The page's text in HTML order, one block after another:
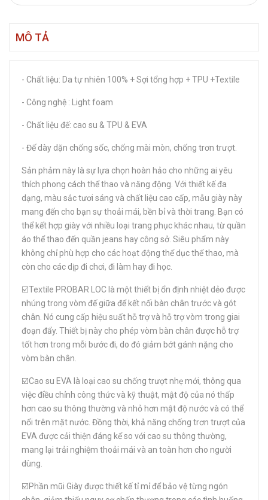
MÔ TẢ
- Chất liệu: Da tự nhiên 100% + Sợi tổng hợp + TPU +Textile
- Công nghệ : Light foam
- Chất liệu đế: cao su & TPU & EVA
- Đế dày dặn chống sốc, chống mài mòn, chống trơn trượt.
Sản phảm này là sự lựa chọn hoàn hảo cho những ai yêu
thích phong cách thể thao và năng động. Với thiết kế đa
dạng, màu sắc tươi sáng và chất liệu cao cấp, mẫu giày này
mang đến cho bạn sự thoải mái, bền bỉ và thời trang. Bạn có
thể kết hợp giày với nhiều loại trang phục khác nhau, từ quần
áo thể thao đến quần jeans hay công sở. Siêu phẩm này
không chỉ phù hợp cho các hoạt động thể dục thể thao, mà
còn cho các dịp đi chơi, đi làm hay đi học.
☑️Textile PROBAR LOC là một thiết bị ổn định nhiệt dẻo được
nhúng trong vòm đế giữa để kết nối bàn chân trước và gót
chân. Nó cung cấp hiệu suất hỗ trợ và hỗ trợ vòm trong giai
đoạn đẩy. Thiết bị này cho phép vòm bàn chân được hỗ trợ
tốt hơn trong mỗi bước đi, do đó giảm bớt gánh nặng cho
vòm bàn chân.
☑️Cao su EVA là loại cao su chống trượt nhẹ mới, thông qua
việc điều chỉnh công thức và kỹ thuật, mật độ của nó thấp
hơn cao su thông thường và nhỏ hơn mật độ nước và có thể
nổi trên mặt nước. Đồng thời, khả năng chống trơn trượt của
EVA được cải thiện đáng kể so với cao su thông thường,
mang lại trải nghiệm thoải mái và an toàn hơn cho người
dùng.
☑️Phần mũi Giày được thiết kế tỉ mỉ để bảo vệ từng ngón